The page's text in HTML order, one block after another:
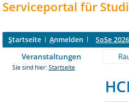
Serviceportal für
Startseite Anmelden SoSe 2026
Veranstaltungen
Sie sind hier: Startseite